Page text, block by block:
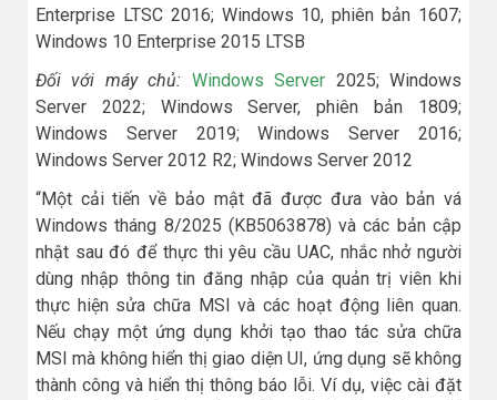
Enterprise LTSC 2016; Windows 10, phiên bản 1607;
Windows 10 Enterprise 2015 LTSB
Đối với máy chủ: Windows Server 2025; Windows
Server 2022; Windows Server, phiên bản 1809;
Windows Server 2019; Windows Server 2016;
Windows Server 2012 R2; Windows Server 2012
“Một cải tiến về bảo mật đã được đưa vào bản vá
Windows tháng 8/2025 (KB5063878) và các bản cập
nhật sau đó để thực thi yêu cầu UAC, nhắc nhở người
dùng nhập thông tin đăng nhập của quản trị viên khi
thực hiện sửa chữa MSI và các hoạt động liên quan.
Nếu chạy một ứng dụng khởi tạo thao tác sửa chữa
MSI mà không hiển thị giao diện UI, ứng dụng sẽ không
thành công và hiển thị thông báo lỗi. Ví dụ, việc cài đặt